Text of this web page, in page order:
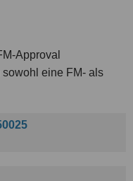
Approval
sowohl eine FM- als